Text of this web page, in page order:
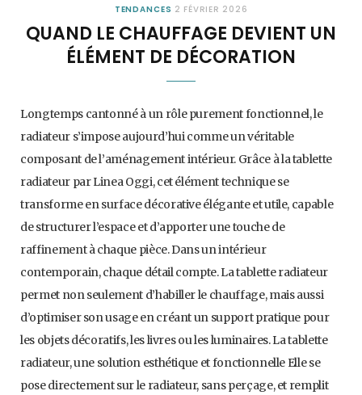
TENDANCES 2 FÉVRIER 2026
QUAND LE CHAUFFAGE DEVIENT UN
ÉLÉMENT DE DÉCORATION
Longtemps cantonné à un rôle purement fonctionnel, le
radiateur s’impose aujourd’hui comme un véritable
composant de l’aménagement intérieur. Grâce à la tablette
radiateur par Linea Oggi, cet élément technique se
transforme en surface décorative élégante et utile, capable
de structurer l’espace et d’apporter une touche de
raffinement à chaque pièce. Dans un intérieur
contemporain, chaque détail compte. La tablette radiateur
permet non seulement d’habiller le chauffage, mais aussi
d’optimiser son usage en créant un support pratique pour
les objets décoratifs, les livres ou les luminaires. La tablette
radiateur, une solution esthétique et fonctionnelle Elle se
pose directement sur le radiateur, sans perçage, et remplit